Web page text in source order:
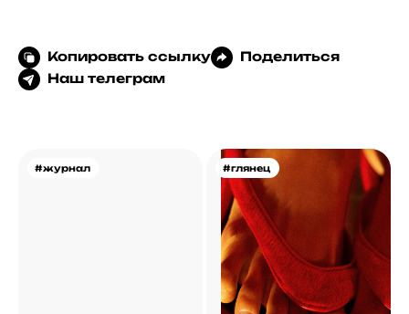
Копировать ссылку
Поделиться
Наш телеграм
#журнал #глянец